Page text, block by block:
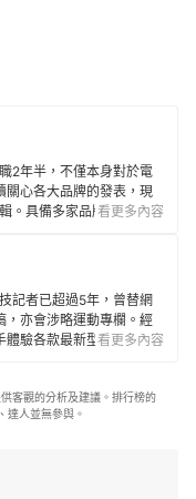
2年半，不僅本身對於電
關心各大品牌的發表，現
。具備多家品牌及多樣3C
力於提供更貼近使用者
看更多內容
記者已超過5年，曾替網
，亦會涉略運動專欄。經
體驗各款最新型的科技產
看更多內容
客觀的分析及建議。排行榜的
達人並無參與。